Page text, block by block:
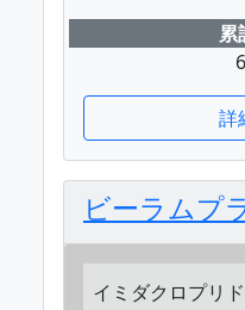
累
詳
ビーラムプ
イミダクロプリド